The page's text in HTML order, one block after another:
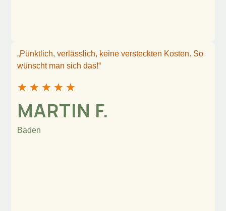
„Pünktlich, verlässlich, keine versteckten Kosten. So
wünscht man sich das!“
★ ★ ★ ★ ★
MARTIN F.
Baden